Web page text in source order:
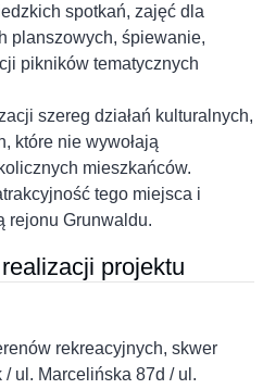
spotkań, zajęć dla
planszowych, śpiewanie,
pikników tematycznych
szereg działań kulturalnych,
które nie wywołają
mieszkańców.
tego miejsca i
rejonu Grunwaldu.
projektu
rekreacyjnych, skwer
ul. Marcelińska 87d / ul.